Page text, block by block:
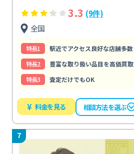
3.3 (9件)
全国
特⻑1
駅近でアクセス良好な店舗多数
特⻑2
豊富な取り扱い品目を高価買取
特⻑3
査定だけでもOK
¥ 料金を見る 相談方法を選ぶ
7